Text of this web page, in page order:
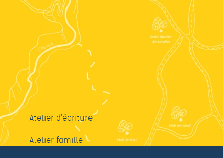
Atelier d’écriture
Atelier famille